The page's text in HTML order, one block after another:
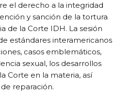
el derecho a la integridad
y sanción de la tortura
de la Corte IDH. La sesión
estándares interamericanos
casos emblemáticos,
sexual, los desarrollos
Corte en la materia, así
reparación.